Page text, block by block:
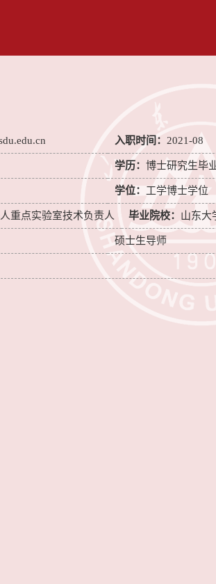
入职时间： 2021-08
学历： 博士研究生毕
学位： 工学博士学位
重点实验室技术负责人 毕业院校： 山东大
硕士生导师